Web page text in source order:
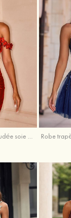
Fourreau épaule dénudée soie comme du satin courte/mini robe de fête de la rentrée